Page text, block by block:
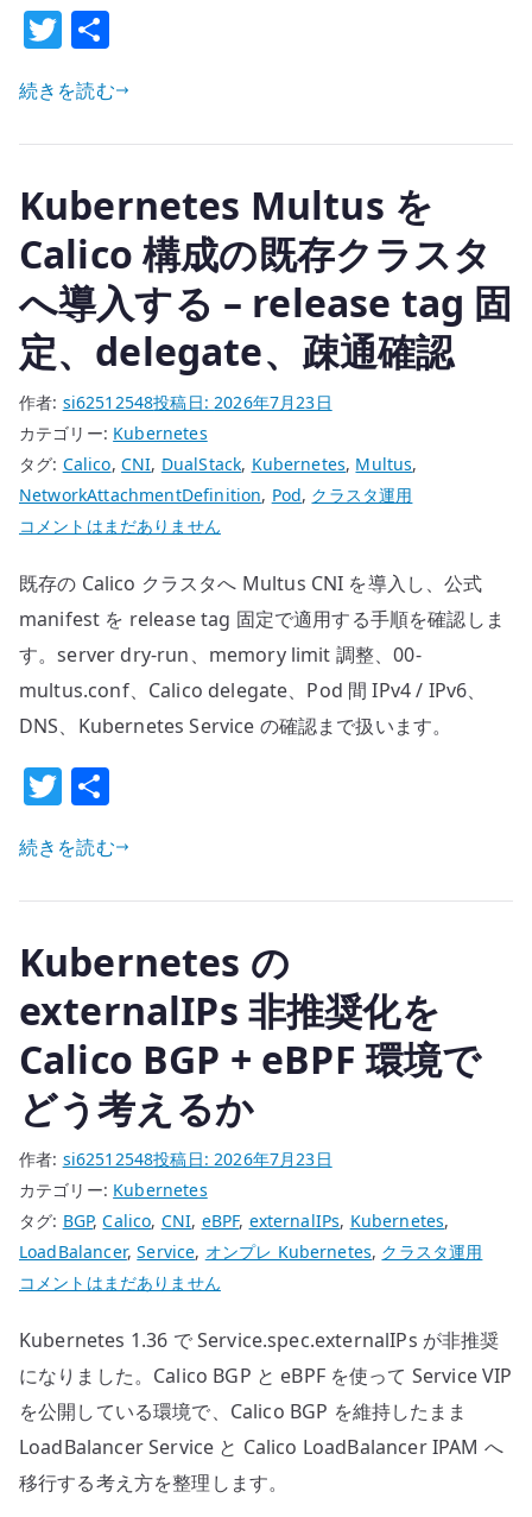
の
を
接
続
す
る
Calico
環
境
bridge
macvlan
/
ipvlan
L2
検
証
の
T
w
it
te
r
続きを読む
Kubernetes Multus を
Calico 構成の既存クラスタ
へ導入する – release tag 固
定、delegate、疎通確認
作者: si62512548投稿日:2026年7月23日
カテゴリー: Kubernetes
タグ: Calico, CNI, DualStack, Kubernetes, Multus,
NetworkAttachmentDefinition, Pod, クラスタ運用
Kubernetes
を
Calico
構
既
存
ク
ラ
ス
タ
導
す
る
–
release
固
定、
delegate、
疎
通
確
へ
の
コメントはまだありません
既存の Calico クラスタへ Multus CNI を導入し、公式
manifest を release tag 固定で適用する手順を確認しま
す。server dry-run、memory limit 調整、00-
multus.conf、Calico delegate、Pod 間 IPv4 / IPv6、
DNS、Kubernetes Service の確認まで扱います。
T
w
it
te
r
続きを読む
Kubernetes の
externalIPs 非推奨化を
Calico BGP + eBPF 環境で
どう考えるか
作者: si62512548投稿日:2026年7月23日
カテゴリー: Kubernetes
タグ: BGP,Calico, CNI, eBPF, externalIPs, Kubernetes,
LoadBalancer,Service, オンプレ Kubernetes, クラスタ運用
Kubernetes
externalIPs
非
推
奨
を
コメントはまだありません
Kubernetes 1.36 で Service.spec.externalIPs が非推奨
になりました。Calico BGP と eBPF を使って Service VIP
を公開している環境で、Calico BGP を維持したまま
LoadBalancer Service と Calico LoadBalancer IPAM へ
移行する考え方を整理します。